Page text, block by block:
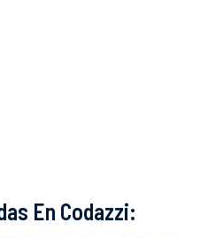
En Codazzi: